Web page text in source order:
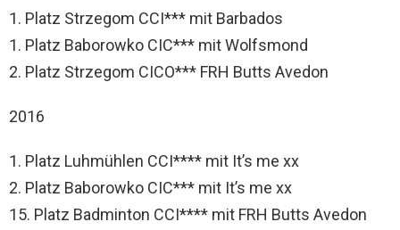
1. Platz Strzegom CCI*** mit Barbados
1. Platz Baborowko CIC*** mit Wolfsmond
2. Platz Strzegom CICO*** FRH Butts Avedon
2016
1. Platz Luhmühlen CCI**** mit It’s me xx
2. Platz Baborowko CIC*** mit It’s me xx
15. Platz Badminton CCI**** mit FRH Butts Avedon